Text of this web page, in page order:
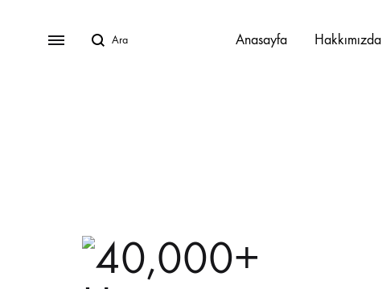
MenuAra
Tika Oturma Grubu
Anasayfa Hakkımızda